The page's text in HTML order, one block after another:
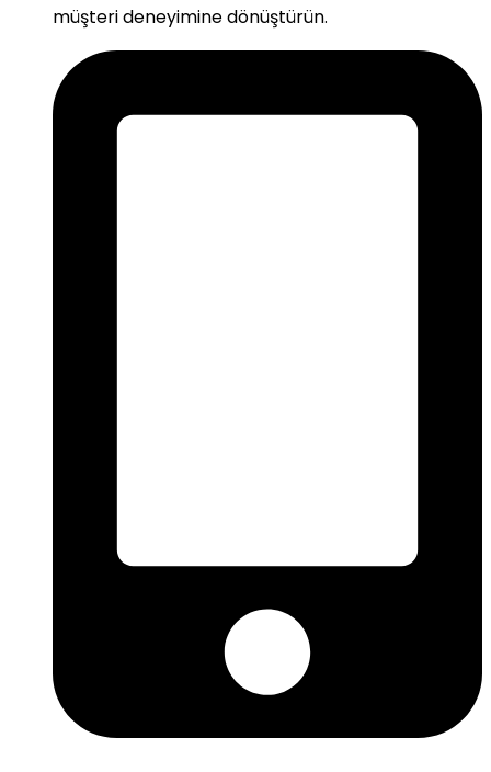
müşteri deneyimine dönüştürün.